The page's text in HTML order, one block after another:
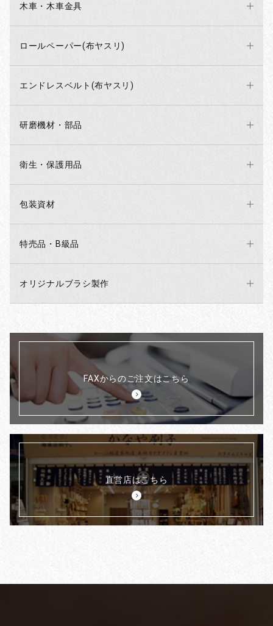
木車・木車金具
ロールペーパー(布ヤスリ)
エンドレスベルト(布ヤスリ)
研磨機材・部品
衛生・保護用品
包装資材
特売品・B級品
オリジナルブラシ製作
FAXからのご注文はこちら
直営店はこちら